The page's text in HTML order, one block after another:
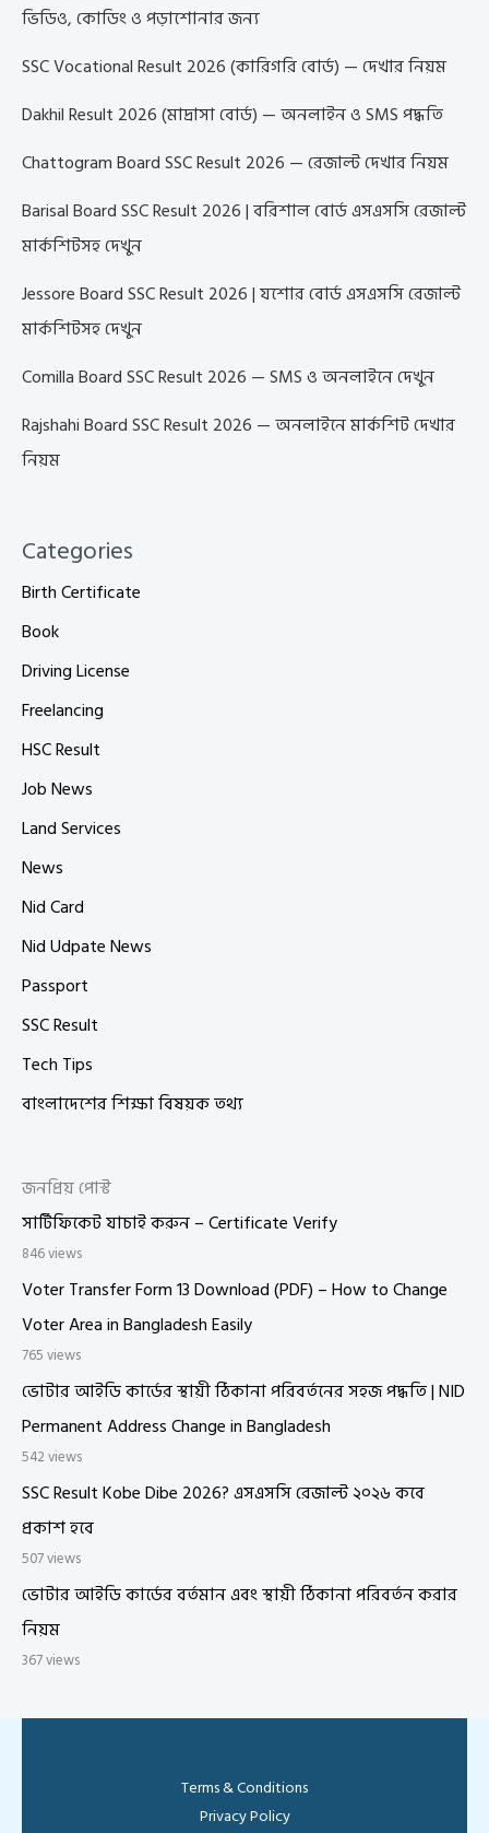
ভিডিও, কোডিং ও পড়াশোনার জন্য
SSC Vocational Result 2026 (কারিগরি বোর্ড) — দেখার নিয়ম
Dakhil Result 2026 (মাদ্রাসা বোর্ড) — অনলাইন ও SMS পদ্ধতি
Chattogram Board SSC Result 2026 — রেজাল্ট দেখার নিয়ম
Barisal Board SSC Result 2026 | বরিশাল বোর্ড এসএসসি রেজাল্ট
মার্কশিটসহ দেখুন
Jessore Board SSC Result 2026 | যশোর বোর্ড এসএসসি রেজাল্ট
মার্কশিটসহ দেখুন
Comilla Board SSC Result 2026 — SMS ও অনলাইনে দেখুন
Rajshahi Board SSC Result 2026 — অনলাইনে মার্কশিট দেখার
নিয়ম
Categories
Birth Certificate
Book
Driving License
Freelancing
HSC Result
Job News
Land Services
News
Nid Card
Nid Udpate News
Passport
SSC Result
Tech Tips
বাংলাদেশের শিক্ষা বিষয়ক তথ্য
জনপ্রিয় পোস্ট
সার্টিফিকেট যাচাই করুন – Certificate Verify
846 views
Voter Transfer Form 13 Download (PDF) – How to Change
Voter Area in Bangladesh Easily
765 views
ভোটার আইডি কার্ডের স্থায়ী ঠিকানা পরিবর্তনের সহজ পদ্ধতি | NID
Permanent Address Change in Bangladesh
542 views
SSC Result Kobe Dibe 2026? এসএসসি রেজাল্ট ২০২৬ কবে
প্রকাশ হবে
507 views
ভোটার আইডি কার্ডের বর্তমান এবং স্থায়ী ঠিকানা পরিবর্তন করার
নিয়ম
367 views
Terms & Conditions
Privacy Policy